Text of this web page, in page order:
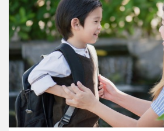
和孩子一起長大的那個男
不同模樣
沒有人天生就擅長當爸爸！
次「前所未有」的體驗中，
大。從給予安全感的肢體遊
主、角色認同及解決問題的
正嘗試用不同的模樣，參與